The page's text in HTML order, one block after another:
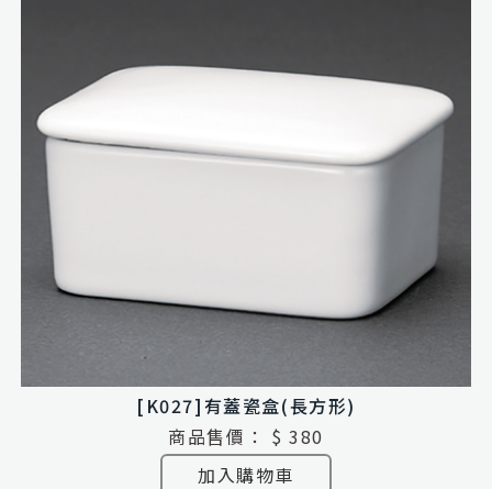
[K027]有蓋瓷盒(長方形)
商品售價：
$ 380
加入購物車